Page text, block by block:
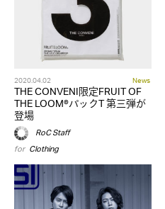
2020.04.02 News
THE CONVENI限定FRUIT OF
THE LOOM®パックT 第三弾が
登場
RoC Staff
for Clothing